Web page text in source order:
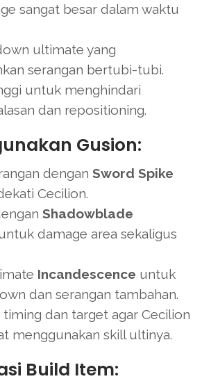
sangat besar dalam waktu
ultimate yang
serangan bertubi-tubi.
untuk menghindari
dan repositioning.
Gusion:
dengan Sword Spike
Cecilion.
Shadowblade
damage area sekaligus
Incandescence untuk
dan serangan tambahan.
timing dan target agar Cecilion
menggunakan skill ultinya.
Build Item: